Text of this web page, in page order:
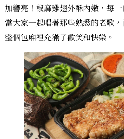
加響亮！椒麻雞翅外酥內嫩，每
當大家一起唱著那些熟悉的老歌
整個包廂裡充滿了歡笑和快樂。